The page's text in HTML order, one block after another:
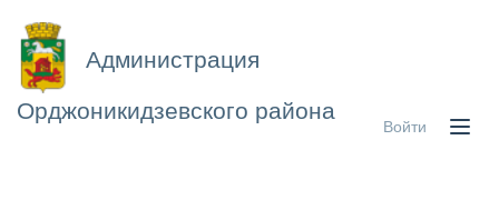
Администрация
Орджоникидзевского района
Войти